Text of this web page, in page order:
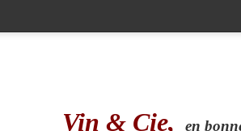
Vin & Cie, en